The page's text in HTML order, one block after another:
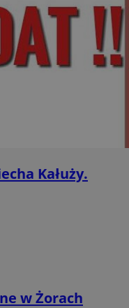
Kałuży.
w Żorach